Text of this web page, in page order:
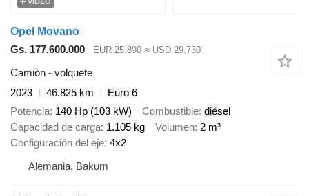
Opel Movano
Gs. 177.600.000
EUR 25.890 ≈ USD 29.730
Camión - volquete
2023
46.825 km
Euro 6
Potencia 140 Hp (103 kW) Combustible diésel
Capacidad de carga 1.105 kg Volumen 2 m³
Configuración del eje 4x2
Alemania, Bakum